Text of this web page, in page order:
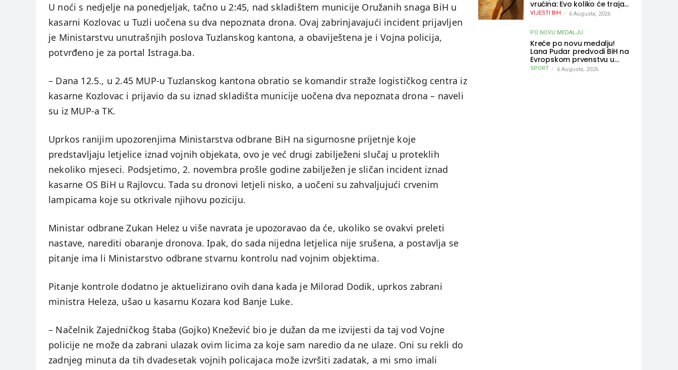
U noći s nedjelje na ponedjeljak, tačno u 2:45, nad skladištem municije Oružanih snaga BiH u
kasarni Kozlovac u Tuzli uočena su dva nepoznata drona. Ovaj zabrinjavajući incident prijavljen
je Ministarstvu unutrašnjih poslova Tuzlanskog kantona, a obaviještena je i Vojna policija,
potvrđeno je za portal Istraga.ba.
– Dana 12.5., u 2.45 MUP-u Tuzlanskog kantona obratio se komandir straže logističkog centra iz
kasarne Kozlovac i prijavio da su iznad skladišta municije uočena dva nepoznata drona – naveli
su iz MUP-a TK.
Uprkos ranijim upozorenjima Ministarstva odbrane BiH na sigurnosne prijetnje koje
predstavljaju letjelice iznad vojnih objekata, ovo je već drugi zabilježeni slučaj u proteklih
nekoliko mjeseci. Podsjetimo, 2. novembra prošle godine zabilježen je sličan incident iznad
kasarne OS BiH u Rajlovcu. Tada su dronovi letjeli nisko, a uočeni su zahvaljujući crvenim
lampicama koje su otkrivale njihovu poziciju.
Ministar odbrane Zukan Helez u više navrata je upozoravao da će, ukoliko se ovakvi preleti
nastave, narediti obaranje dronova. Ipak, do sada nijedna letjelica nije srušena, a postavlja se
pitanje ima li Ministarstvo odbrane stvarnu kontrolu nad vojnim objektima.
Pitanje kontrole dodatno je aktuelizirano ovih dana kada je Milorad Dodik, uprkos zabrani
ministra Heleza, ušao u kasarnu Kozara kod Banje Luke.
– Načelnik Zajedničkog štaba (Gojko) Knežević bio je dužan da me izvijesti da taj vod Vojne
policije ne može da zabrani ulazak ovim licima za koje sam naredio da ne ulaze. Oni su rekli do
zadnjeg minuta da tih dvadesetak vojnih policajaca može izvršiti zadatak, a mi smo imali
vrućina: Evo koliko će trajati
osvježenje u BiH
VIJESTI BIH 6 Augusta, 2026
PO NOVU MEDALJU
Kreće po novu medalju!
Lana Pudar predvodi BiH na
Evropskom prvenstvu u
Parizu
SPORT 6 Augusta, 2026